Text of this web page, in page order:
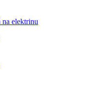
na elektrinu